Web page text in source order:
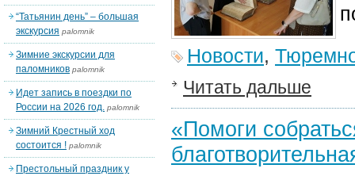
Новости,
Читать дальше
«Помоги
“Татьянин день” – большая
экскурсия palomnik
Зимние экскурсии для
паломников palomnik
Идет запись в поездки по
России на 2026 год. palomnik
Зимний Крестный ход
состоится ! palomnik
Престольный праздник у